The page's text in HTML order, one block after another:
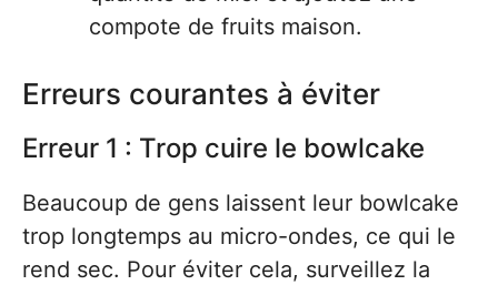
compote de fruits maison.
Erreurs courantes à éviter
Erreur 1 : Trop cuire le bowlcake
Beaucoup de gens laissent leur bowlcake
trop longtemps au micro-ondes, ce qui le
rend sec. Pour éviter cela, surveillez la